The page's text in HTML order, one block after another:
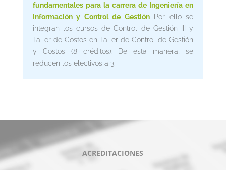
fundamentales para la carrera de Ingeniería en
Información y Control de GestiónPor ello se
integran los cursos de Control de Gestión III y
Taller de Costos en Taller de Control de Gestión
y Costos (8 créditos). De esta manera, se
reducen los electivos a 3.
ACREDITACIONES